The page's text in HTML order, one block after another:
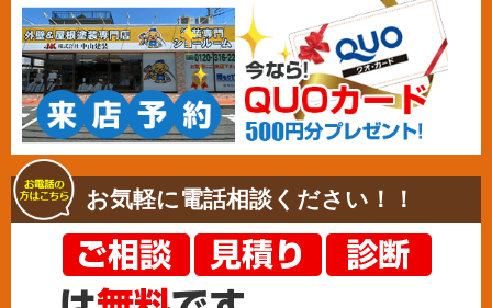
お気軽に電話相談ください！！